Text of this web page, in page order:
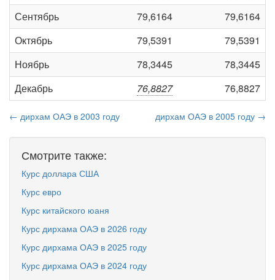
Сентябрь
79,6164
79,6164
Октябрь
79,5391
79,5391
Ноябрь
78,3445
78,3445
Декабрь
76,8827 76,8827
← дирхам ОАЭ в 2003 году дирхам ОАЭ в 2005 году →
Смотрите также:
Курс доллара США
Курс евро
Курс китайского юаня
Курс дирхама ОАЭ в 2026 году
Курс дирхама ОАЭ в 2025 году
Курс дирхама ОАЭ в 2024 году